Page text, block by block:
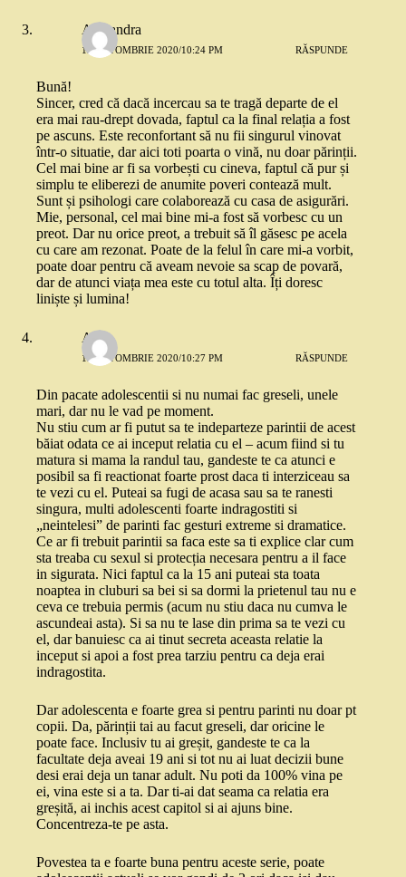
Alexandra
12 OCTOMBRIE 2020/10:24 PM RĂSPUNDE
Bună!
Sincer, cred că dacă incercau sa te tragă departe de el
era mai rau-drept dovada, faptul ca la final relația a fost
pe ascuns. Este reconfortant să nu fii singurul vinovat
într-o situatie, dar aici toti poarta o vină, nu doar părinții.
Cel mai bine ar fi sa vorbești cu cineva, faptul că pur și
simplu te eliberezi de anumite poveri contează mult.
Sunt și psihologi care colaborează cu casa de asigurări.
Mie, personal, cel mai bine mi-a fost să vorbesc cu un
preot. Dar nu orice preot, a trebuit să îl găsesc pe acela
cu care am rezonat. Poate de la felul în care mi-a vorbit,
poate doar pentru că aveam nevoie sa scap de povară,
dar de atunci viața mea este cu totul alta. Îți doresc
liniște și lumina!
Alina
12 OCTOMBRIE 2020/10:27 PM RĂSPUNDE
Din pacate adolescentii si nu numai fac greseli, unele
mari, dar nu le vad pe moment.
Nu stiu cum ar fi putut sa te indeparteze parintii de acest
băiat odata ce ai inceput relatia cu el – acum fiind si tu
matura si mama la randul tau, gandeste te ca atunci e
posibil sa fi reactionat foarte prost daca ti interziceau sa
te vezi cu el. Puteai sa fugi de acasa sau sa te ranesti
singura, multi adolescenti foarte indragostiti si
„neintelesi” de parinti fac gesturi extreme si dramatice.
Ce ar fi trebuit parintii sa faca este sa ti explice clar cum
sta treaba cu sexul si protecția necesara pentru a il face
in sigurata. Nici faptul ca la 15 ani puteai sta toata
noaptea in cluburi sa bei si sa dormi la prietenul tau nu e
ceva ce trebuia permis (acum nu stiu daca nu cumva le
ascundeai asta). Si sa nu te lase din prima sa te vezi cu
el, dar banuiesc ca ai tinut secreta aceasta relatie la
inceput si apoi a fost prea tarziu pentru ca deja erai
indragostita.
Dar adolescenta e foarte grea si pentru parinti nu doar pt
copii. Da, părinții tai au facut greseli, dar oricine le
poate face. Inclusiv tu ai greșit, gandeste te ca la
facultate deja aveai 19 ani si tot nu ai luat decizii bune
desi erai deja un tanar adult. Nu poti da 100% vina pe
ei, vina este si a ta. Dar ti-ai dat seama ca relatia era
greșită, ai inchis acest capitol si ai ajuns bine.
Concentreza-te pe asta.
Povestea ta e foarte buna pentru aceste serie, poate